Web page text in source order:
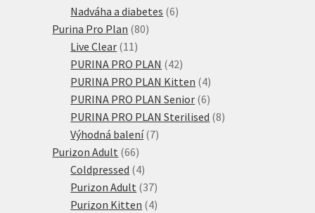
produktů
Nadváha a diabetes 66
Purina Pro Plan 8080
Live Clear 11 11
produktů
PURINA PRO PLAN 4242
produktů
PURINA PRO PLAN Kitten 44
produkty
PURINA PRO PLAN Senior 66
produktů
PURINA PRO PLAN Sterilised 88
Výhodná balení 77
Purizon Adult 6666
produktů
Coldpressed 44
produkty
Purizon Adult 3737
produktů
Purizon Kitten 44